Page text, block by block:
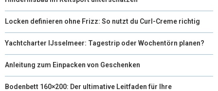
Locken definieren ohne Frizz: So nutzt du Curl-Creme richtig
Yachtcharter IJsselmeer: Tagestrip oder Wochentörn planen?
Anleitung zum Einpacken von Geschenken
Bodenbett 160×200: Der ultimative Leitfaden für Ihre